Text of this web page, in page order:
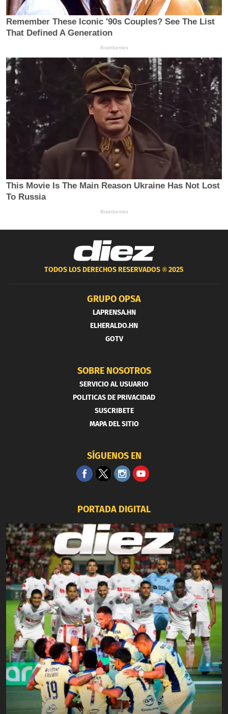
TODOS LOS DERECHOS RESERVADOS ®2025
GRUPO OPSA
LAPRENSA.HN
ELHERALDO.HN
GOTV
SOBRE NOSOTROS
SERVICIO AL USUARIO
POLITICAS DE PRIVACIDAD
SUSCRIBETE
MAPA DEL SITIO
SÍGUENOS EN
PORTADA DIGITAL